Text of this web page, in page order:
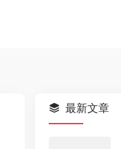
最新文章